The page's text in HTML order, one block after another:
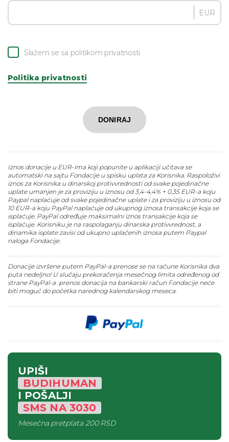
EUR
Slažem se sa politikom privatnosti
Politika privatnosti
DONIRAJ
Iznos donacije u EUR-ima koji popunite u aplikaciji učitava se
automatski na sajtu Fondacije u spisku uplata za Korisnika. Raspoloživi
iznos za Korisnika u dinarskoj protivvrednosti od svake pojedinačne
uplate umanjen je za proviziju u iznosu od 3,4-4,4% + 0,35 EUR-a koju
Paypal naplaćuje od svake pojedinačne uplate i za proviziju u iznosu od
10 EUR-a koju PayPal naplaćuje od ukupnog iznosa transakcije koja se
isplaćuje. PayPal određuje maksimalni iznos transakcije koja se
isplaćuje. Korisniku je na raspolaganju dinarska protivvrednost, a
dinamika isplate zavisi od ukupno uplaćenih iznosa putem Paypal
naloga Fondacije.
Donacije izvršene putem PayPal-a prenose se na račune Korisnika dva
puta nedeljno! U slučaju prekoračenja mesečnog limita određenog od
strane PayPal-a prenos donacija na bankarski račun Fondacije neće
biti moguć do početka narednog kalendarskog meseca.
UPIŠI
BUDIHUMAN
I POŠALJI
SMS NA3030
Mesečna pretplata200 RSD